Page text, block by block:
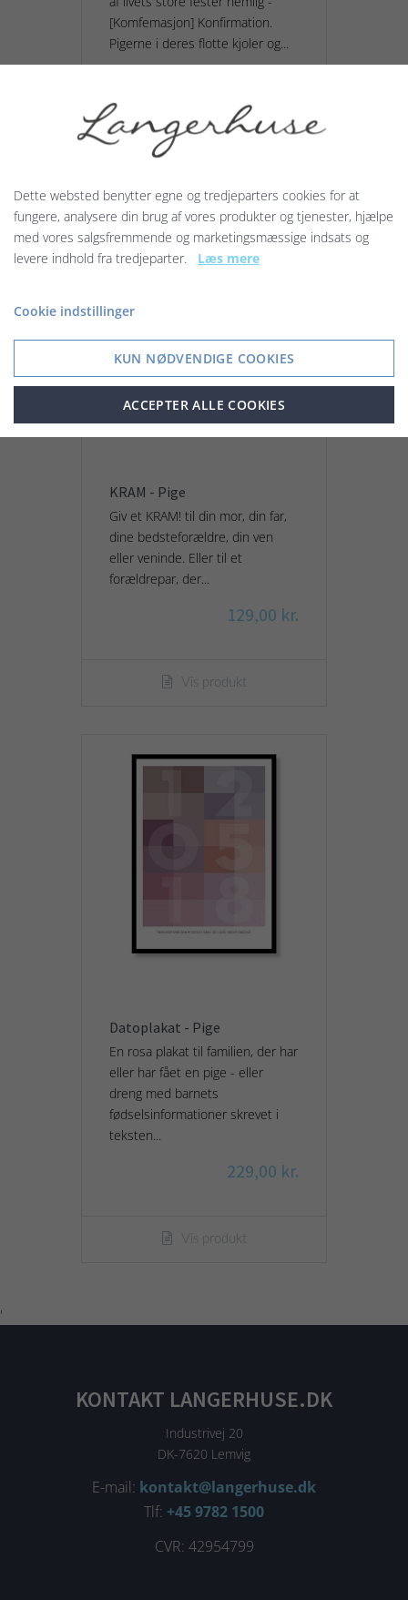
[Komfemasjon] Konfirmation.
Pigerne i deres flotte kjoler og...
KRAM - Pige
Giv et KRAM! til din mor, din far,
dine bedsteforældre, din ven
eller veninde. Eller til et
forældrepar, der...
129,00 kr.
Vis produkt
Datoplakat - Pige
En rosa plakat til familien, der har
eller har fået en pige - eller
dreng med barnets
fødselsinformationer skrevet i
teksten...
229,00 kr.
Vis produkt
'
KONTAKT LANGERHUSE.DK
Industrivej 20
DK-7620 Lemvig
E-mail: kontakt@langerhuse.dk
Tlf: +45 9782 1500
CVR: 42954799
Dette websted benytter egne og tredjeparters cookies for at
fungere, analysere din brug af vores produkter og tjenester, hjælpe
med vores salgsfremmende og marketingsmæssige indsats og
levere indhold fra tredjeparter. Læs mere
Cookie indstillinger
KUN NØDVENDIGE COOKIES
ACCEPTER ALLE COOKIES